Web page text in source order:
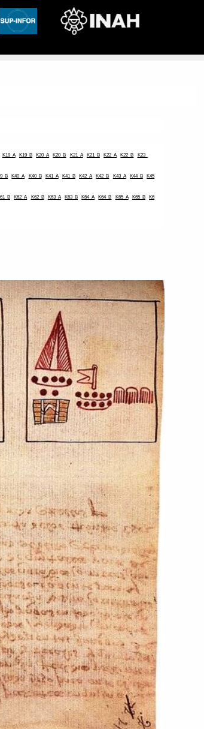
K19_A K19_B K20_A K20_B K21_A K21_B K22_A K22_B K23_
K40_A K40_B K41_A K41_B K42_A K42_B K43_A K44_B K45
K62_A K62_B K63_A K63_B K64_A K64_B K65_A K65_B K6